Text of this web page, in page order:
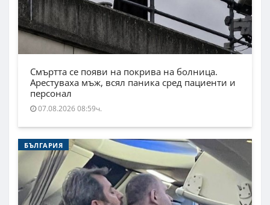
Смъртта се появи на покрива на болница.
Арестуваха мъж, всял паника сред пациенти и
персонал
07.08.2026 08:59ч.
БЪЛГАРИЯ